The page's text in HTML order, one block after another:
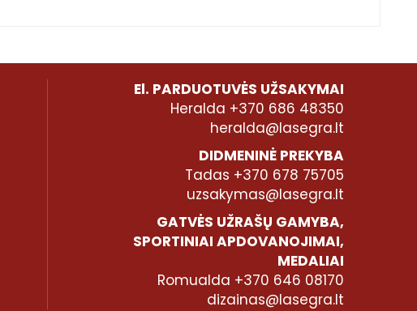
El. PARDUOTUVĖS UŽSAKYMAI
Heralda +370 686 48350
heralda@lasegra.lt
DIDMENINĖ PREKYBA
Tadas +370 678 75705
uzsakymas@lasegra.lt
GATVĖS UŽRAŠŲ GAMYBA,
SPORTINIAI APDOVANOJIMAI,
MEDALIAI
Romualda +370 646 08170
dizainas@lasegra.lt